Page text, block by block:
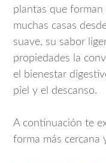
plantas que
muchas casas
suave, su sabor
propiedades la
el bienestar
piel y el descanso.
A continuación te
forma más cercana